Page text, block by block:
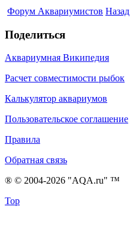
Форум Аквариумистов Назад
Поделиться
Аквариумная Википедия
Расчет совместимости рыбок
Калькулятор аквариумов
Пользовательское соглашение
Правила
Обратная связь
® © 2004-2026 "AQA.ru" ™
Top